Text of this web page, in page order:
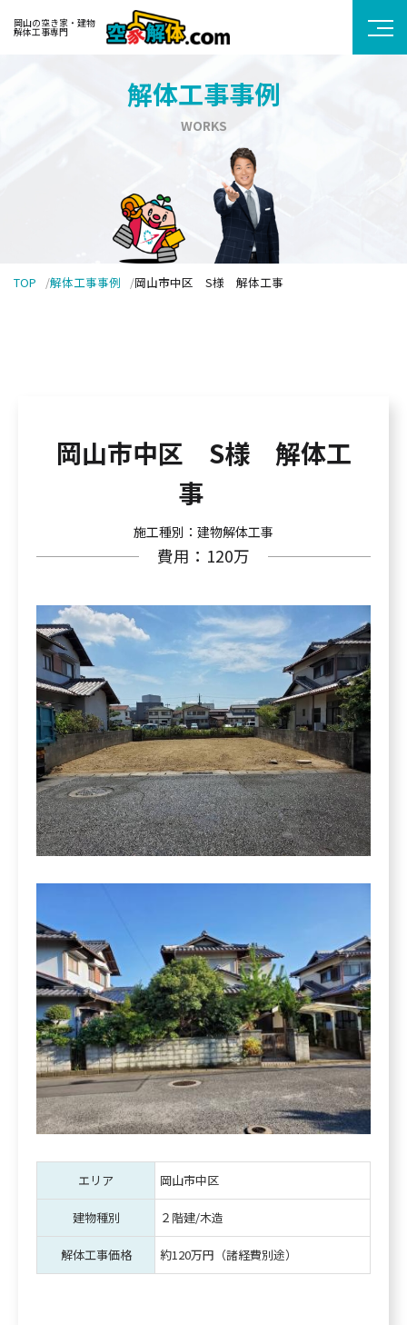
岡山の空き家・建物
解体工事専門
解体工事事例
WORKS
TOP 解体工事事例 岡山市中区 S様 解体工事
岡山市中区 S様 解体工
事
施工種別：建物解体工事
費用：120万
エリア 岡山市中区
建物種別 ２階建/木造
解体工事価格 約120万円（諸経費別途）